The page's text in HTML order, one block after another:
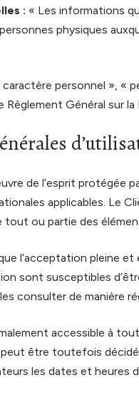
: « Les informations
physiques
personnel », «
Règlement Général sur
de l’esprit protégée
applicables. Le
ou partie des
l’acceptation pleine
sont susceptibles
consulter de manière
accessible à
être toutefois
les dates et heures